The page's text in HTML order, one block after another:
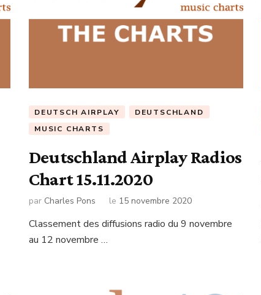
DEUTSCH AIRPLAY
DEUTSCHLAND
MUSIC CHARTS
Deutschland Airplay Radios
Chart 15.11.2020
par Charles Pons le 15 novembre 2020
Classement des diffusions radio du 9 novembre
au 12 novembre …